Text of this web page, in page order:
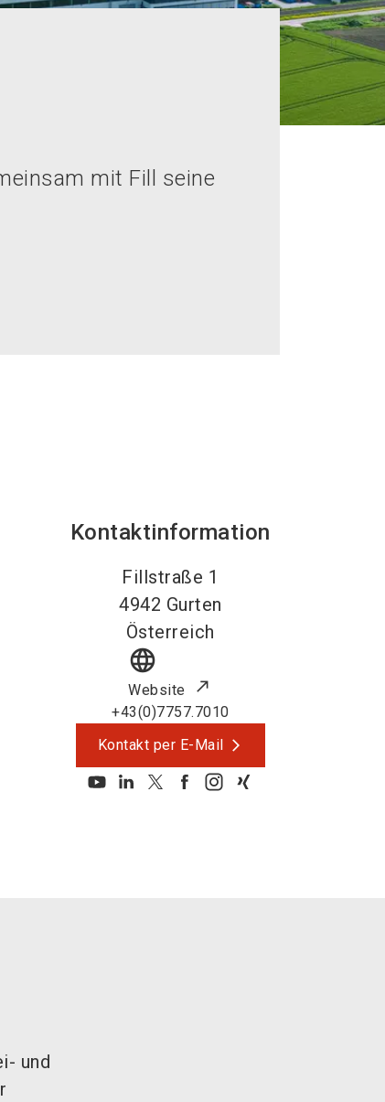
mit Fill seine
Kontaktinformation
Fillstraße 1
4942 Gurten
Österreich
language
Website
+43(0)7757.7010
Kontakt per E-Mail
und